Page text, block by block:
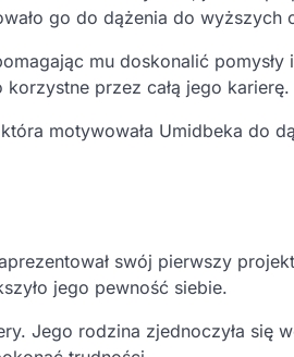
go do dążenia do wyższych
mu doskonalić pomysły i
przez całą jego karierę.
motywowała Umidbeka do
swój pierwszy
jego pewność siebie.
Jego rodzina zjednoczyła się